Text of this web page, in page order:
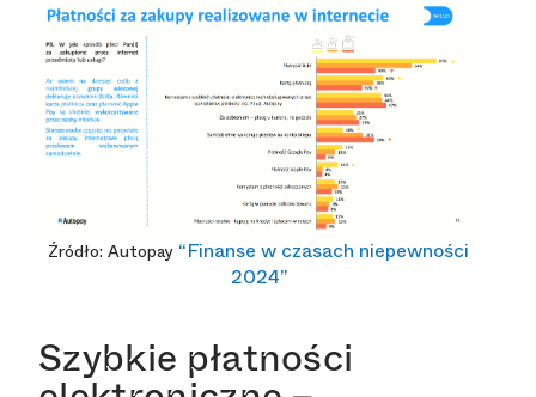
Źródło: Autopay “Finanse w czasach niepewności
2024”
Szybkie płatności